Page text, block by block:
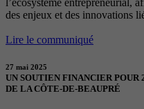
l’écosystème entrepreneurial,
des enjeux et des innovations
Lire le communiqué
27 mai 2025
UN SOUTIEN FINANCIER POUR
DE LA CÔTE-DE-BEAUPRÉ